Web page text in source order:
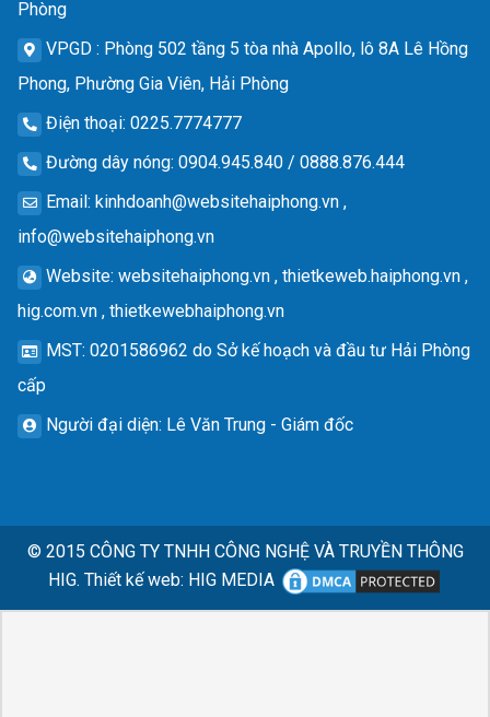
Phòng
VPGD : Phòng 502 tầng 5 tòa nhà Apollo, lô 8A Lê Hồng
Phong, Phường Gia Viên, Hải Phòng
Điện thoại: 0225.7774777
Đường dây nóng: 0904.945.840 / 0888.876.444
Email: kinhdoanh@websitehaiphong.vn ,
info@websitehaiphong.vn
Website: websitehaiphong.vn , thietkeweb.haiphong.vn ,
hig.com.vn , thietkewebhaiphong.vn
MST: 0201586962 do Sở kế hoạch và đầu tư Hải Phòng
cấp
Người đại diện: Lê Văn Trung - Giám đốc
© 2015 CÔNG TY TNHH CÔNG NGHỆ VÀ TRUYỀN THÔNG
HIG. Thiết kế web: HIG MEDIA